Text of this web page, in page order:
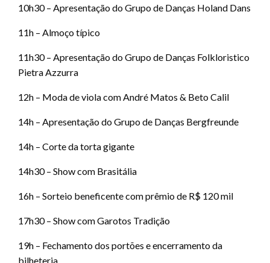
10h30 – Apresentação do Grupo de Danças Holand Dans
11h – Almoço típico
11h30 – Apresentação do Grupo de Danças Folkloristico
Pietra Azzurra
12h – Moda de viola com André Matos & Beto Calil
14h – Apresentação do Grupo de Danças Bergfreunde
14h – Corte da torta gigante
14h30 – Show com Brasitália
16h – Sorteio beneficente com prêmio de R$ 120 mil
17h30 – Show com Garotos Tradição
19h – Fechamento dos portões e encerramento da
bilheteria